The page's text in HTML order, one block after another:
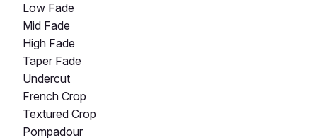
Low Fade
Mid Fade
High Fade
Taper Fade
Undercut
French Crop
Textured Crop
Pompadour